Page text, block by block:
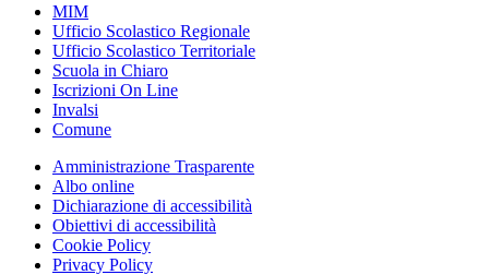
MIM
Ufficio Scolastico Regionale
Ufficio Scolastico Territoriale
Scuola in Chiaro
Iscrizioni On Line
Invalsi
Comune
Amministrazione Trasparente
Albo online
Dichiarazione di accessibilità
Obiettivi di accessibilità
Cookie Policy
Privacy Policy